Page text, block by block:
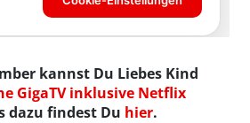
kannst Du Liebes Kind
GigaTV inklusive Netflix
dazu findest Du hier.